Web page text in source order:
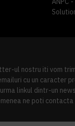
ul nostru iti vom
cu un caracter
linkul dintr-un
ne poti